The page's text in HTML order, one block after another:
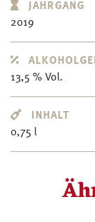
JAHRGANG
2019
13,5 % Vol.
INHALT
0,75 l